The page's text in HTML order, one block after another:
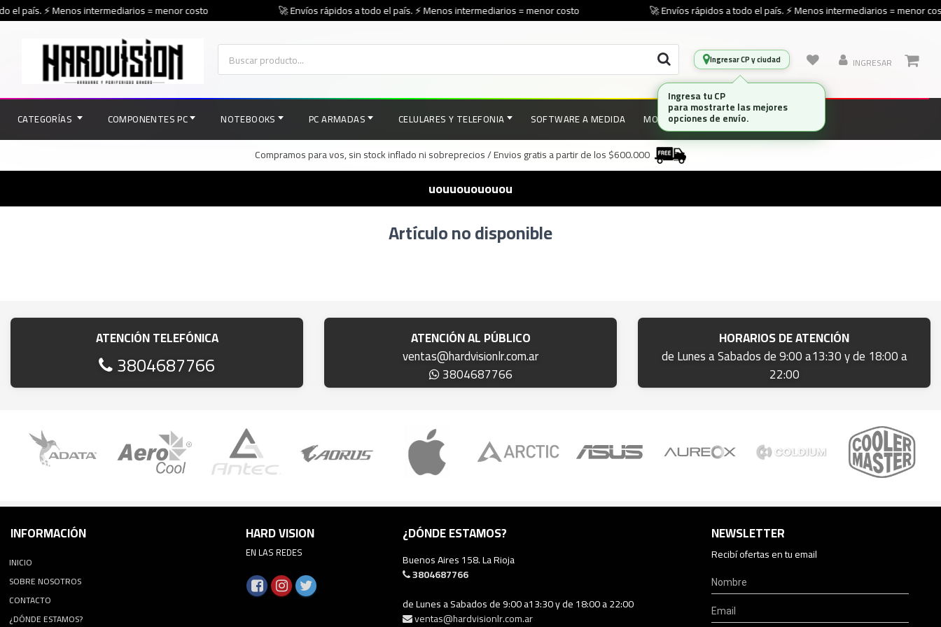
país. ⚡ Menos intermediarios = menor costo 🚀 Envíos rápidos a todo el país. ⚡ Menos intermediarios = menor costo 🚀 Envíos rápidos a todo el país. ⚡ Menos intermediarios = menor costo
Ingresar CP y ciudad INGRESAR
CATEGORÍAS COMPONENTES PC NOTEBOOKS PC ARMADAS CELULARES Y TELEFONIA SOFTWARE A MEDIDA MONITORES MARCAS
Compramos para vos, sin stock inflado ni sobreprecios / Envios gratis a partir de los $600.000
uouuouououou
Artículo no disponible
ATENCIÓN TELEFÓNICA
3804687766
ATENCIÓN AL PÚBLICO
ventas@hardvisionlr.com.ar
3804687766
HORARIOS DE ATENCIÓN
de Lunes a Sabados de 9:00 a13:30 y de 18:00 a
22:00
INFORMACIÓN
INICIO
SOBRE NOSOTROS
CONTACTO
¿DÓNDE ESTAMOS?
HARD VISION
EN LAS REDES
¿DÓNDE ESTAMOS?
Buenos Aires 158. La Rioja
3804687766
de Lunes a Sabados de 9:00 a13:30 y de 18:00 a 22:00
ventas@hardvisionlr.com.ar
NEWSLETTER
Recibí ofertas en tu email
Ingresa tu CP
para mostrarte las mejores
opciones de envío.